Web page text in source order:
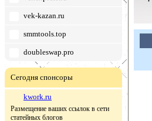
vek-kazan.ru
smmtools.top
doubleswap.pro
Сегодня спонсоры
kwork.ru
Размещение ваших ссылок в сети
статейных блогов